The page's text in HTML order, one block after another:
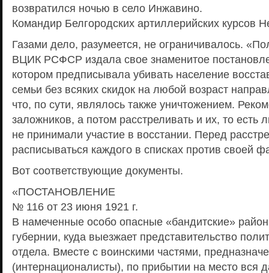
возвратился ночью в село Инжавино.
Командир Белгородских артиллерийских курсов
Газами дело, разумеется, не ограничивалось.
ВЦИК РСФСР издала свое знаменитое
котором предписывала убивать население
семьи без всяких скидок на любой возраст
что, по сути, являлось также уничтожением.
заложников, а потом расстреливать и их, то есть
не принимали участие в восстании. Перед
расписываться каждого в списках против своей
Вот соответствующие документы.
«ПОСТАНОВЛЕНИЕ
№ 116 от 23 июня 1921 г.
В намеченные особо опасные «бандитские»
губернии, куда выезжает представительство
отдела. Вместе с воинскими частями,
(интернационалисты), по прибытии на место вся